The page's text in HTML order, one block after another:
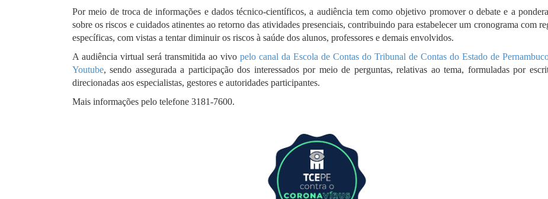
Por meio de troca de informações e dados técnico-científicos, a audiência tem como objetivo promover o debate e a
sobre os riscos e cuidados atinentes ao retorno das atividades presenciais, contribuindo para estabelecer um cronograma com
específicas, com vistas a tentar diminuir os riscos à saúde dos alunos, professores e demais envolvidos.
A audiência virtual será transmitida ao vivo pelo canal da Escola de Contas do Tribunal de Contas do Estado de
Youtube, sendo assegurada a participação dos interessados por meio de perguntas, relativas ao tema, formuladas por
direcionadas aos especialistas, gestores e autoridades participantes.
Mais informações pelo telefone 3181-7600.